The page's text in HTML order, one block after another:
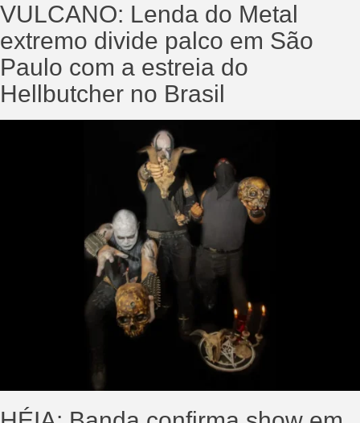
VULCANO: Lenda do Metal
extremo divide palco em São
Paulo com a estreia do
Hellbutcher no Brasil